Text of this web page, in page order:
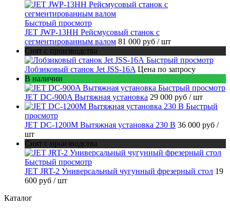
Быстрый просмотр
JET JWP-13HH Рейсмусовый станок с
сегментированным валом 81 000 руб / шт
Снят с производства
Быстрый просмотр
Лобзиковый станок Jet JSS-16A Цена по запросу
В наличии
Быстрый просмотр
JET DC-900A Вытяжная установка 29 000 руб / шт
Быстрый
просмотр
JET DC-1200M Вытяжная установка 230 В 36 000 руб /
шт
Снят с производства
Быстрый просмотр
JET JRT-2 Универсальный чугунный фрезерный стол 19
600 руб / шт
Каталог